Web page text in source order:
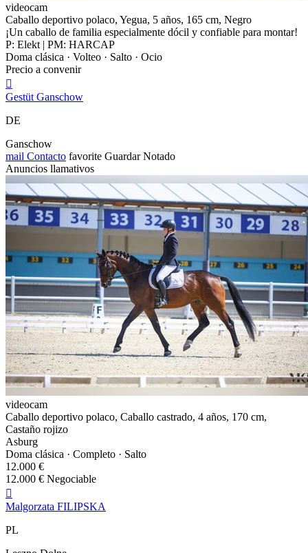
videocam
Caballo deportivo polaco, Yegua, 5 años, 165 cm, Negro
¡Un caballo de familia especialmente dócil y confiable para montar!
P: Elekt | PM: HARCAP
Doma clásica · Volteo · Salto · Ocio
Precio a convenir

Gestüt Ganschow
DE
Ganschow
mail Contacto favorite Guardar Notado
Anuncios llamativos
videocam
Caballo deportivo polaco, Caballo castrado, 4 años, 170 cm,
Castaño rojizo
Asburg
Doma clásica · Completo · Salto
12.000 €
12.000 € Negociable

Malgorzata FILIPSKA
PL